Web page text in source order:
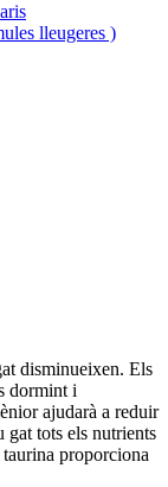
lleugeres )
disminueixen. Els
dormint i
ajudarà a reduir
gat tots els nutrients
proporciona